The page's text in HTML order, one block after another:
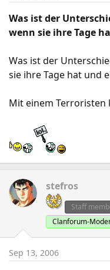
Was ist der
wenn sie ihre Tage
Was ist der
sie ihre Tage hat und
Mit einem Terroristen
stefros
Staff
Clanforum-
Sep 13, 2006